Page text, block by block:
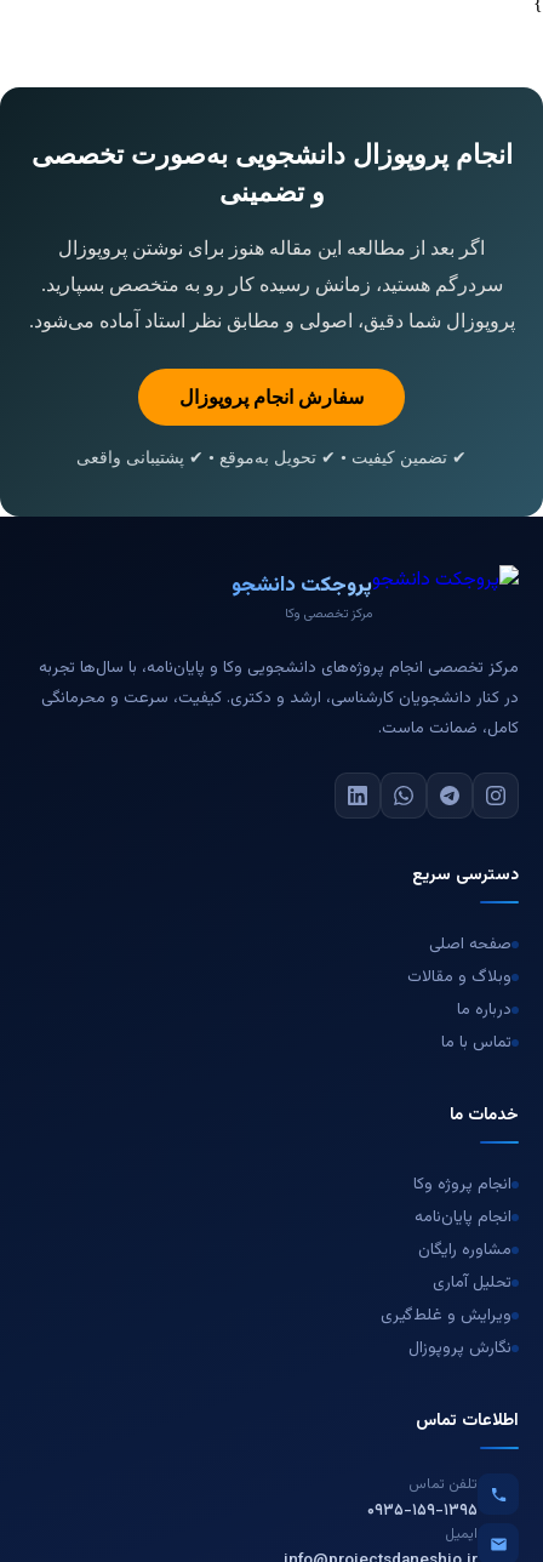
انجام پروپوزال دانشجویی به‌صورت تخصصی
و تضمینی
اگر بعد از مطالعه این مقاله هنوز برای نوشتن پروپوزال
سردرگم هستید، زمانش رسیده کار رو به متخصص بسپارید.
پروپوزال شما دقیق، اصولی و مطابق نظر استاد آماده می‌شود.
سفارش انجام پروپوزال
✔ تضمین کیفیت • ✔ تحویل به‌موقع • ✔ پشتیبانی واقعی
پروجکت دانشجو
مرکز تخصصی وکا
مرکز تخصصی انجام پروژه‌های دانشجویی وکا و پایان‌نامه، با سال‌ها تجربه
در کنار دانشجویان کارشناسی، ارشد و دکتری. کیفیت، سرعت و محرمانگی
کامل، ضمانت ماست.
دسترسی سریع
صفحه اصلی
وبلاگ و مقالات
درباره ما
تماس با ما
خدمات ما
انجام پروژه وکا
انجام پایان‌نامه
مشاوره رایگان
تحلیل آماری
ویرایش و غلط‌گیری
نگارش پروپوزال
اطلاعات تماس
تلفن تماس
۰۹۳۵-۱۵۹-۱۳۹۵
ایمیل